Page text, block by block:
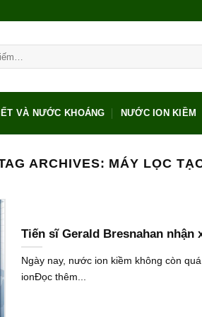
VÀ NƯỚC KHOÁNG NƯỚC ION KIỀM
ARCHIVES: MÁY LỌC
Tiến sĩ Gerald Bresnahan nhận
Ngày nay, nước ion kiềm không còn
ionĐọc thêm...